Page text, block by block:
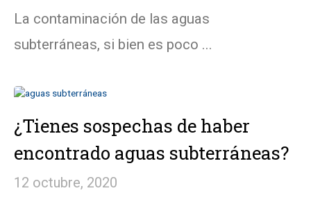
La contaminación de las aguas
subterráneas, si bien es poco ...
¿Tienes sospechas de haber
encontrado aguas subterráneas?
12 octubre, 2020